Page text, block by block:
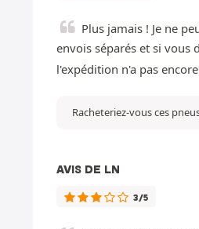
Plus jamais ! Je ne
envois séparés et si vous
l'expédition n'a pas
Racheteriez-vous ces
AVIS DE LN
3/5